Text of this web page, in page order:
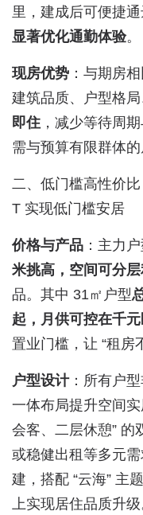
里，建成后可便捷
显著优化通勤体验。
现房优势 ：与期房
建筑品质、户型格局
即住 ，减少等待周
需与预算有限群体的
二、低门槛高性价
T 实现低门槛安居
价格与产品 ：主力
米挑高，空间可分层
品。其中 31㎡户型
起，月供可控在千元
置业门槛，让 “租房
户型设计：所有户
一体布局提升空间
会客、二层休憩” 的
或稳健出租等多元
建，搭配 “云海” 主
上实现居住品质升级